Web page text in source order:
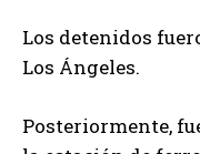
Los detenidos
Los Ángeles.
Posteriormente,